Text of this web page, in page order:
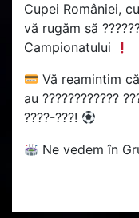
Cupei României,
vă rugăm să
Campionatului
Vă reamintim
au ????????????
????-???!
Ne vedem în